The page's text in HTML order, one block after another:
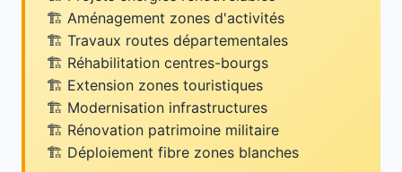
Aménagement zones d'activités
Travaux routes départementales
Réhabilitation centres-bourgs
Extension zones touristiques
Modernisation infrastructures
Rénovation patrimoine militaire
Déploiement fibre zones blanches